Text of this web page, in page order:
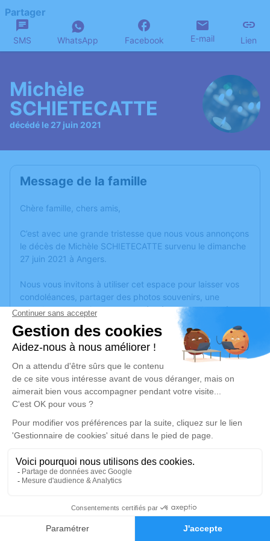
Faire-part Hommages
Partager
SMS WhatsApp Facebook E-mail Lien
Michèle
SCHIETECATTE
décédé le 27 juin 2021
Message de la famille
Chère famille, chers amis,
C’est avec une grande tristesse que nous vous annonçons
le décès de Michèle SCHIETECATTE survenu le dimanche
27 juin 2021 à Angers.
Nous vous invitons à utiliser cet espace pour laisser vos
condoléances, partager des photos souvenirs, une
anecdote ou exprimer vos pensées à travers des poèmes
ou des textes. Cet endroit est un lieu d'expression dédié à
honorer la mémoire de Michèle SCHIETECATTE.
Un service de plantation d’arbre hommage estdisponible
vendredi 02 juillet 2021 à 14h00
Crematorium de Brissac Loire Aubance
663 chemin de la Grande-Pièce